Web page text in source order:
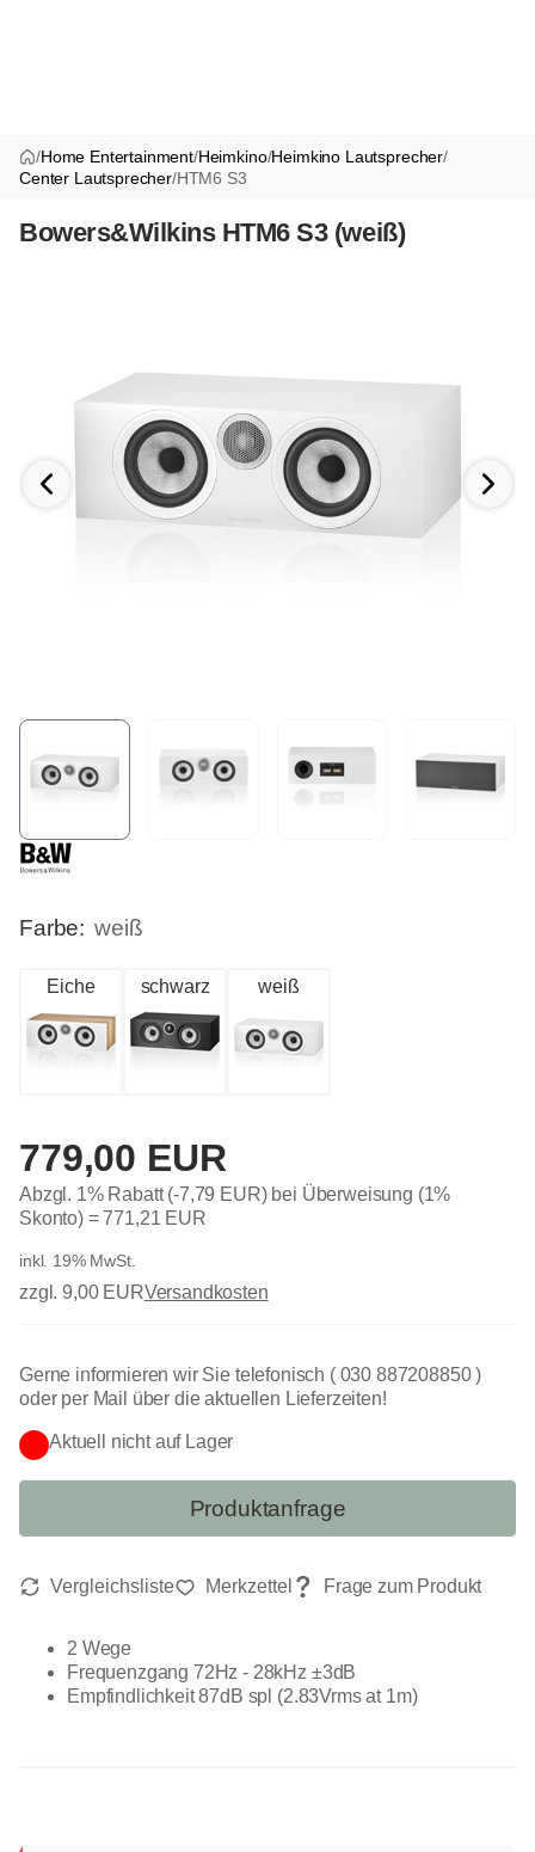
/Home Entertainment/Heimkino/Heimkino Lautsprecher/
Center Lautsprecher/HTM6 S3
Bowers&Wilkins HTM6 S3 (weiß)
2 Wege
Frequenzgang 72Hz - 28kHz ±3dB
Empfindlichkeit 87dB spl (2.83Vrms at 1m)
Farbe: weiß
Eiche schwarz weiß
779,00 EUR
Abzgl. 1% Rabatt (-7,79 EUR) bei Überweisung (1%
Skonto) =771,21 EUR
inkl. 19% MwSt.
zzgl. 9,00 EURVersandkosten
Aktuell nicht auf Lager
Gerne informieren wir Sie telefonisch ( 030 887208850 )
oder per Mail über die aktuellen Lieferzeiten!
Produktanfrage